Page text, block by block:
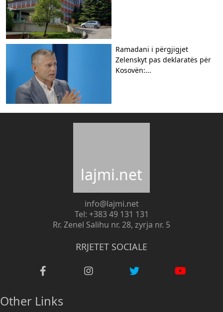
Ramadani i përgjigjet
Zelenskyt pas deklaratës për
Kosovën:...
lajmi.net
info@lajmi.net
Tel: +383 49 131 131
Rr. Zenel Salihu nr. 28, zyrja nr. 5
RRJETET SOCIALE
Other Links